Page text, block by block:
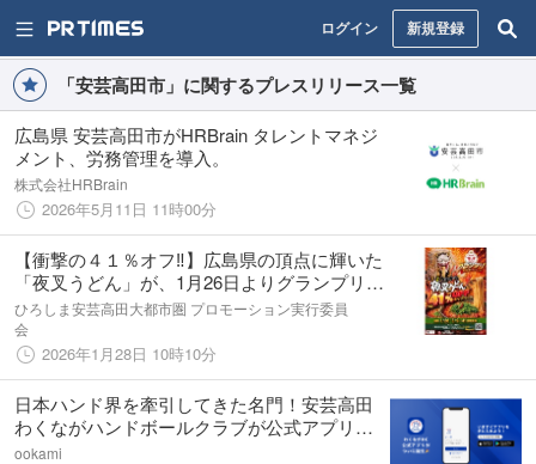
ログイン 新規登録
「安芸高田市」に関するプレスリリース一覧
広島県 安芸高田市がHRBrain タレントマネジ
メント、労務管理を導入。
株式会社HRBrain
2026年5月11日 11時00分
【衝撃の４１％オフ‼】広島県の頂点に輝いた
「夜叉うどん」が、1月26日よりグランプリ受
賞記念キャンペーン第２弾を開催中！神楽門
前湯治村での夜叉うどんが、なんと４１％オ
フ‼
ひろしま安芸高田大都市圏 プロモーション実行委員
会
2026年1月28日 10時10分
日本ハンド界を牽引してきた名門！安芸高田
わくながハンドボールクラブが公式アプリを
リリース！
ookami